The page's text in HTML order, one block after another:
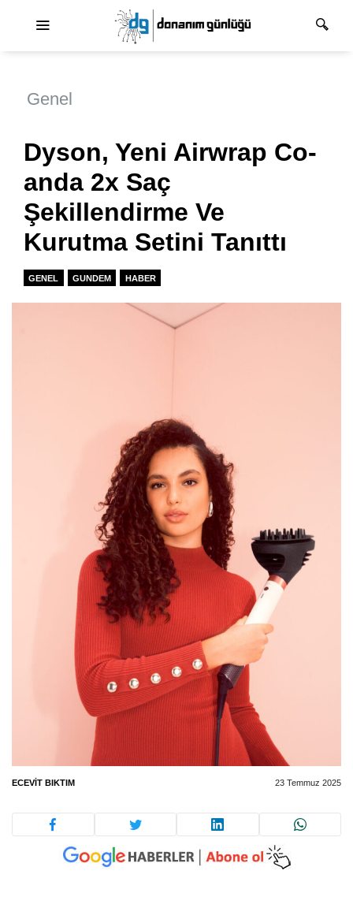
Genel
Dyson, Yeni Airwrap Co-
anda 2x Saç
Şekillendirme Ve
Kurutma Setini Tanıttı
GENEL GUNDEM HABER
ECEVIT BIKTIM 23 Temmuz 2025